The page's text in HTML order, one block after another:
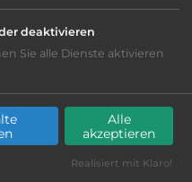
deaktivieren
Sie alle Dienste aktivieren
Alle
akzeptieren
Realisiert mit Klaro!